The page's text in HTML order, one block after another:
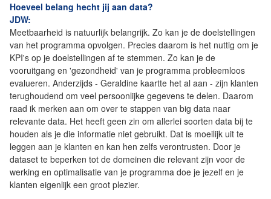
Hoeveel belang hecht jij aan data?
JDW:
Meetbaarheid is natuurlijk belangrijk. Zo kan je de doelstellingen
van het programma opvolgen. Precies daarom is het nuttig om je
KPI's op je doelstellingen af te stemmen. Zo kan je de
vooruitgang en 'gezondheid' van je programma probleemloos
evalueren. Anderzijds - Geraldine kaartte het al aan - zijn klanten
terughoudend om veel persoonlijke gegevens te delen. Daarom
raad ik merken aan om over te stappen van big data naar
relevante data. Het heeft geen zin om allerlei soorten data bij te
houden als je die informatie niet gebruikt. Dat is moeilijk uit te
leggen aan je klanten en kan hen zelfs verontrusten. Door je
dataset te beperken tot de domeinen die relevant zijn voor de
werking en optimalisatie van je programma doe je jezelf en je
klanten eigenlijk een groot plezier.